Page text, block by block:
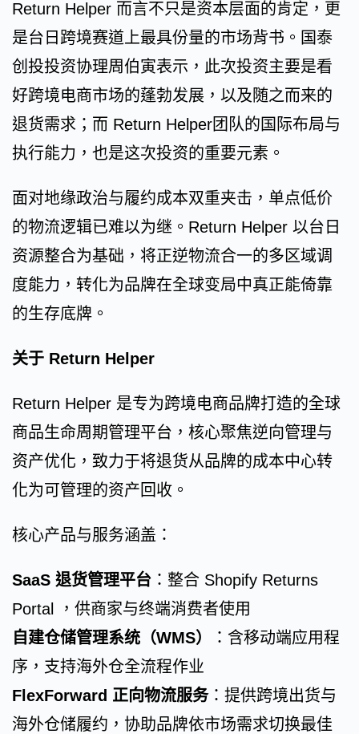
Return Helper 而言不只是资本层面的肯定，更
是台日跨境赛道上最具份量的市场背书。国泰
创投投资协理周伯寅表示，此次投资主要是看
好跨境电商市场的蓬勃发展，以及随之而来的
退货需求；而 Return Helper团队的国际布局与
执行能力，也是这次投资的重要元素。
面对地缘政治与履约成本双重夹击，单点低价
的物流逻辑已难以为继。Return Helper 以台日
资源整合为基础，将正逆物流合一的多区域调
度能力，转化为品牌在全球变局中真正能倚靠
的生存底牌。
关于 Return Helper
Return Helper 是专为跨境电商品牌打造的全球
商品生命周期管理平台，核心聚焦逆向管理与
资产优化，致力于将退货从品牌的成本中心转
化为可管理的资产回收。
核心产品与服务涵盖：
SaaS 退货管理平台 ：整合 Shopify Returns
Portal ，供商家与终端消费者使用
自建仓储管理系统（WMS）
：含移动端应用程
序，支持海外仓全流程作业
FlexForward 正向物流服务：提供跨境出货与
海外仓储履约，协助品牌依市场需求切换最佳